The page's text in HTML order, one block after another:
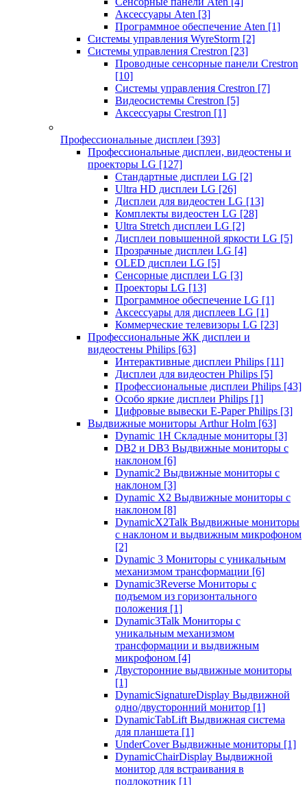
Аксессуары Aten [3]
Программное обеспечение Aten [1]
Системы управления WyreStorm [2]
Системы управления Crestron [23]
Проводные сенсорные панели Crestron
[10]
Системы управления Crestron [7]
Видеосистемы Crestron [5]
Аксессуары Crestron [1]
Профессиональные дисплеи [393]
Профессиональные дисплеи, видеостены и
проекторы LG [127]
Стандартные дисплеи LG [2]
Ultra HD дисплеи LG [26]
Дисплеи для видеостен LG [13]
Комплекты видеостен LG [28]
Ultra Stretch дисплеи LG [2]
Дисплеи повышенной яркости LG [5]
Прозрачные дисплеи LG [4]
OLED дисплеи LG [5]
Сенсорные дисплеи LG [3]
Проекторы LG [13]
Программное обеспечение LG [1]
Аксессуары для дисплеев LG [1]
Коммерческие телевизоры LG [23]
Профессиональные ЖК дисплеи и
видеостены Philips [63]
Интерактивные дисплеи Philips [11]
Дисплеи для видеостен Philips [5]
Профессиональные дисплеи Philips [43]
Особо яркие дисплеи Philips [1]
Цифровые вывески E-Paper Philips [3]
Выдвижные мониторы Arthur Holm [63]
Dynamic 1Н Складные мониторы [3]
DB2 и DB3 Выдвижные мониторы с
наклоном [6]
Dynamic2 Выдвижные мониторы с
наклоном [3]
Dynamic X2 Выдвижные мониторы с
наклоном [8]
DynamicX2Talk Выдвижные мониторы
с наклоном и выдвижным микрофоном
[2]
Dynamic 3 Мониторы с уникальным
механизмом трансформации [6]
Dynamic3Reverse Мониторы с
подъемом из горизонтального
положения [1]
Dynamic3Talk Мониторы с
уникальным механизмом
трансформации и выдвижным
микрофоном [4]
Двусторонние выдвижные мониторы
[1]
DynamicSignatureDisplay Выдвижной
одно/двусторонний монитор [1]
DynamicTabLift Выдвижная система
для планшета [1]
UnderCover Выдвижные мониторы [1]
DynamicChairDisplay Выдвижной
монитор для встраивания в
подлокотник [1]